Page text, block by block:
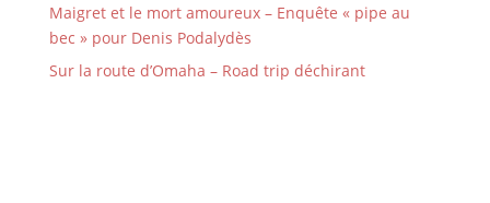
Maigret et le mort amoureux – Enquête « pipe au
bec » pour Denis Podalydès
Sur la route d’Omaha – Road trip déchirant